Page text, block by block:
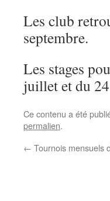
Les club
septembre.
Les stages
juillet et du
Ce contenu a été
permalien.
← Tournois mensuels